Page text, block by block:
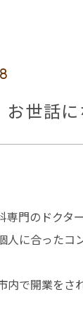
世話に
専門のドクタ
人に合ったコ
内で開業をさ